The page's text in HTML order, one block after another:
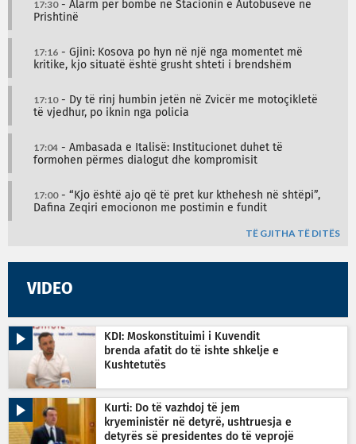
17:30- Alarm për bombë në Stacionin e Autobusëve në
Prishtinë
17:16 - Gjini: Kosova po hyn në një nga momentet më
kritike, kjo situatë është grusht shteti i brendshëm
17:10- Dy të rinj humbin jetën në Zvicër me motoçikletë
të vjedhur, po iknin nga policia
17:04 - Ambasada e Italisë: Institucionet duhet të
formohen përmes dialogut dhe kompromisit
17:00- “Kjo është ajo që të pret kur kthehesh në shtëpi”,
Dafina Zeqiri emocionon me postimin e fundit
TË GJITHA TË DITËS
VIDEO
KDI: Moskonstituimi i Kuvendit
brenda afatit do të ishte shkelje e
Kushtetutës
Kurti: Do të vazhdoj të jem
kryeministër në detyrë, ushtruesja e
detyrës së presidentes do të veprojë